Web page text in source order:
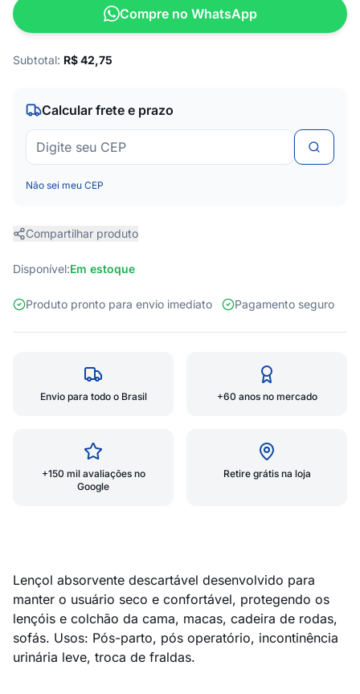
Compre no WhatsApp
Subtotal: R$42,75
Calcular frete e prazo
Não sei meu CEP
Compartilhar produto
Disponível:Em estoque
Produto pronto para envio imediato Pagamento seguro
Envio para todo o Brasil +60 anos no mercado
+150 mil avaliações no
Google
Retire grátis na loja
Lençol absorvente descartável desenvolvido para
manter o usuário seco e confortável, protegendo os
lençóis e colchão da cama, macas, cadeira de rodas,
sofás. Usos: Pós-parto, pós operatório, incontinência
urinária leve, troca de fraldas.